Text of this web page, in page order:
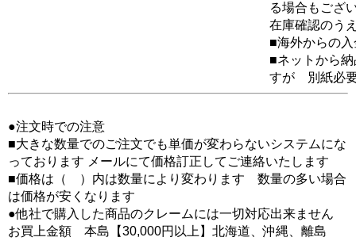
る場合もござ
在庫確認のう
■海外からの
■ネットから
すが 別紙必
●注文時での注意
■大きな数量でのご注文でも単価が変わらないシステムにな
っております メールにて価格訂正してご連絡いたします
■価格は（ ）内は数量により変わります 数量の多い場合
は価格が安くなります
●他社で購入した商品のクレームには一切対応出来ません
お買上金額 本島【30,000円以上】北海道、沖縄、離島